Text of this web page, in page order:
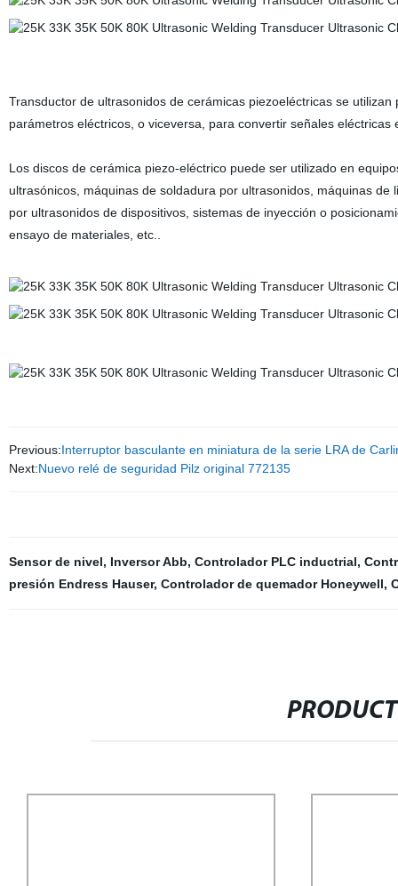
Transductor de ultrasonidos de cerámicas piezoeléctricas se
parámetros eléctricos, o viceversa, para convertir señales
Los discos de cerámica piezo-eléctrico puede ser utilizado en
ultrasónicos, máquinas de soldadura por ultrasonidos, máquinas
por ultrasonidos de dispositivos, sistemas de inyección o
ensayo de materiales, etc..
Previous:Interruptor basculante en miniatura de la serie LRA de
Next:Nuevo relé de seguridad Pilz original 772135
Sensor de nivel, Inversor Abb, Controlador PLC inductrial,
presión Endress Hauser, Controlador de quemador Honeywell,